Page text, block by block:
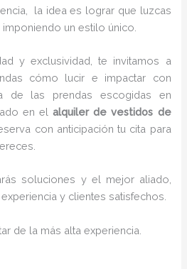
la idea es lograr que luzcas
un estilo único.
y exclusividad, te invitamos a
cómo lucir e impactar con
de las prendas escogidas en
en elalquiler de vestidos de
con anticipación tu cita para
soluciones y el mejor aliado,
y clientes satisfechos.
de la más alta experiencia.